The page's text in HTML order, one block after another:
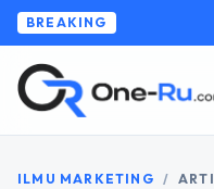
BREAKING
ILMU MARKETING /